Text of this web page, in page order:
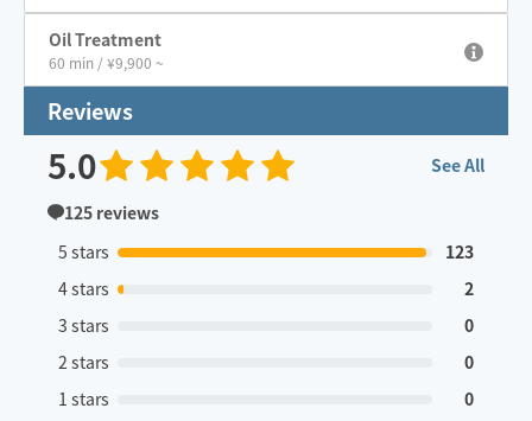
Oil Treatment
60 min / ¥9,900 ~
Reviews
5.0
See All
125 reviews
5 stars
123
4 stars
2
3 stars
0
2 stars
0
1 stars
0